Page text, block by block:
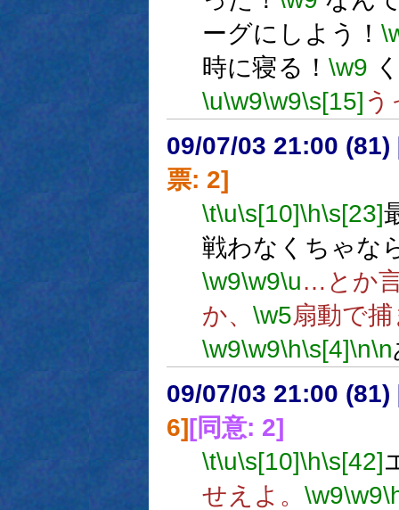
ーグにしよう！
時に寝る！ \w9
\u\w9\w9\s[15]
09/07/03 21:00 (81)
票: 2]
\t\u\s[10]\h\s[23]
戦わなくちゃな
\w9\w9\u…とか
か、 \w5扇動で
\w9\w9\h\s[4]\n\n
09/07/03 21:00 (81)
6][同意: 2]
\t\u\s[10]\h\s[42]
せえよ。 \w9\w9